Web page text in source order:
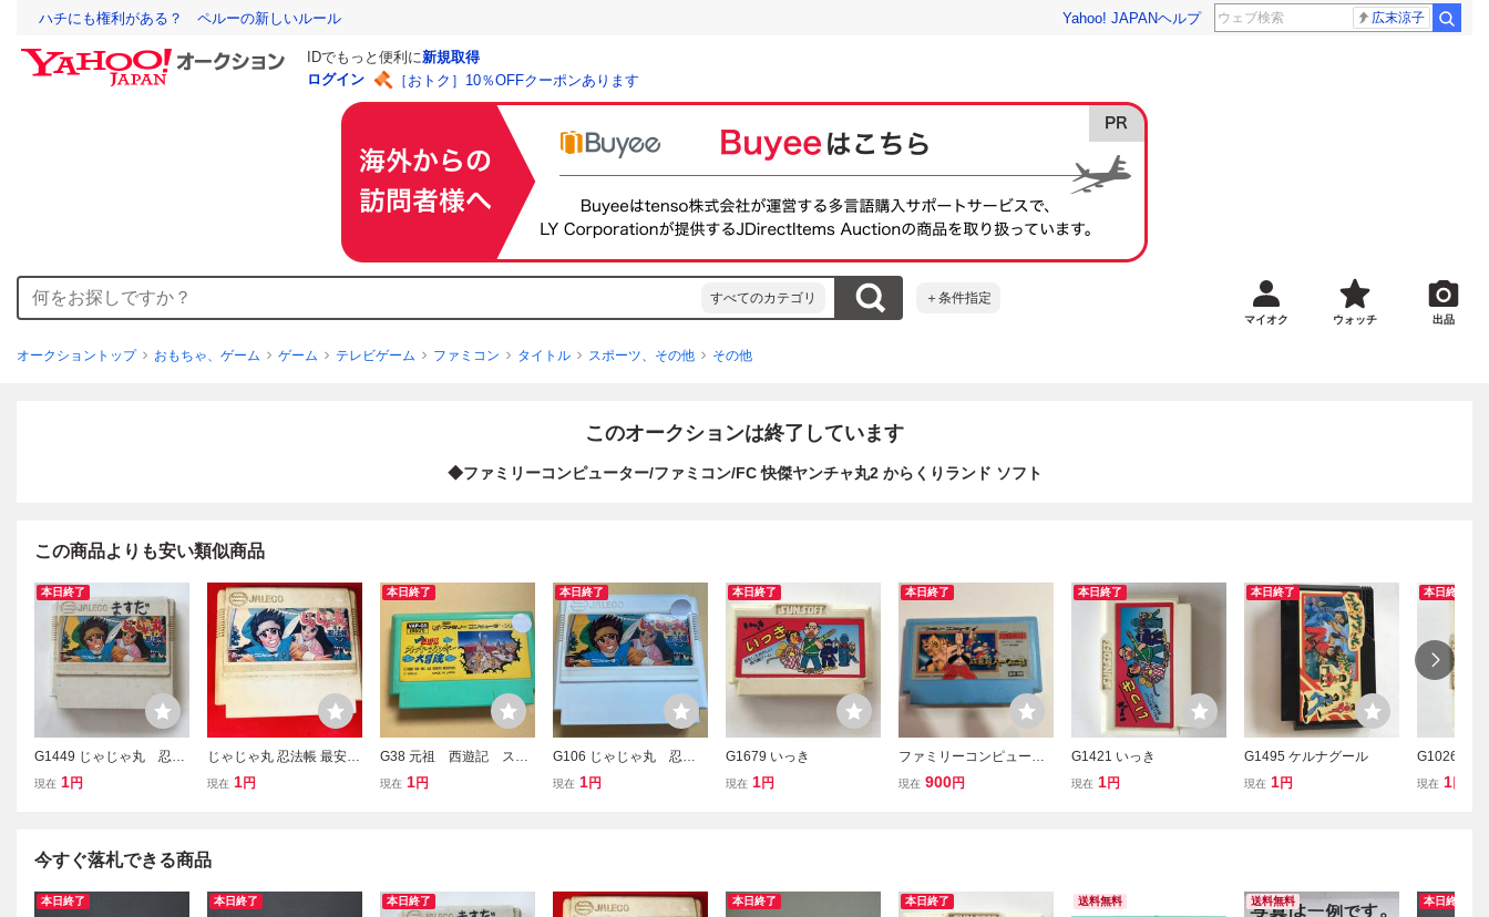
ハチにも権利がある？ ペルーの新しいルール Yahoo! JAPANヘルプ 広末涼子
IDでもっと便利に新規取得
ログイン
［おトク］10％OFFクーポンあります
すべてのカテゴリ ＋条件指定
マイオク ウォッチ 出品
オークショントップ おもちゃ、ゲーム ゲーム テレビゲーム ファミコン タイトル スポーツ、その他 その他
このオークションは終了しています
◆ファミリーコンピューター/ファミコン/FC 快傑ヤンチャ丸2 からくりランド ソフト
この商品よりも安い類似商品
本日終了
G1449 じゃじゃ丸 忍法
帳
現在 1円
じゃじゃ丸 忍法帳 最安販
売！ １円スタート 商品説
現在 1円
本日終了
G38 元祖 西遊記 スー
パーモンキー 大冒険
現在 1円
本日終了
G106 じゃじゃ丸 忍法
帳
現在 1円
本日終了
G1679 いっき
現在 1円
本日終了
ファミリーコンピュー
タ ゲームソフト 闘
現在 900円
本日終了
G1421 いっき
現在 1円
本日終了
G1495 ケルナグール
現在 1円
本日終了
G1026 い
現在 1
今すぐ落札できる商品
本日終了 本日終了 本日終了 本日終了 本日終了 送料無料 送料無料 本日終了